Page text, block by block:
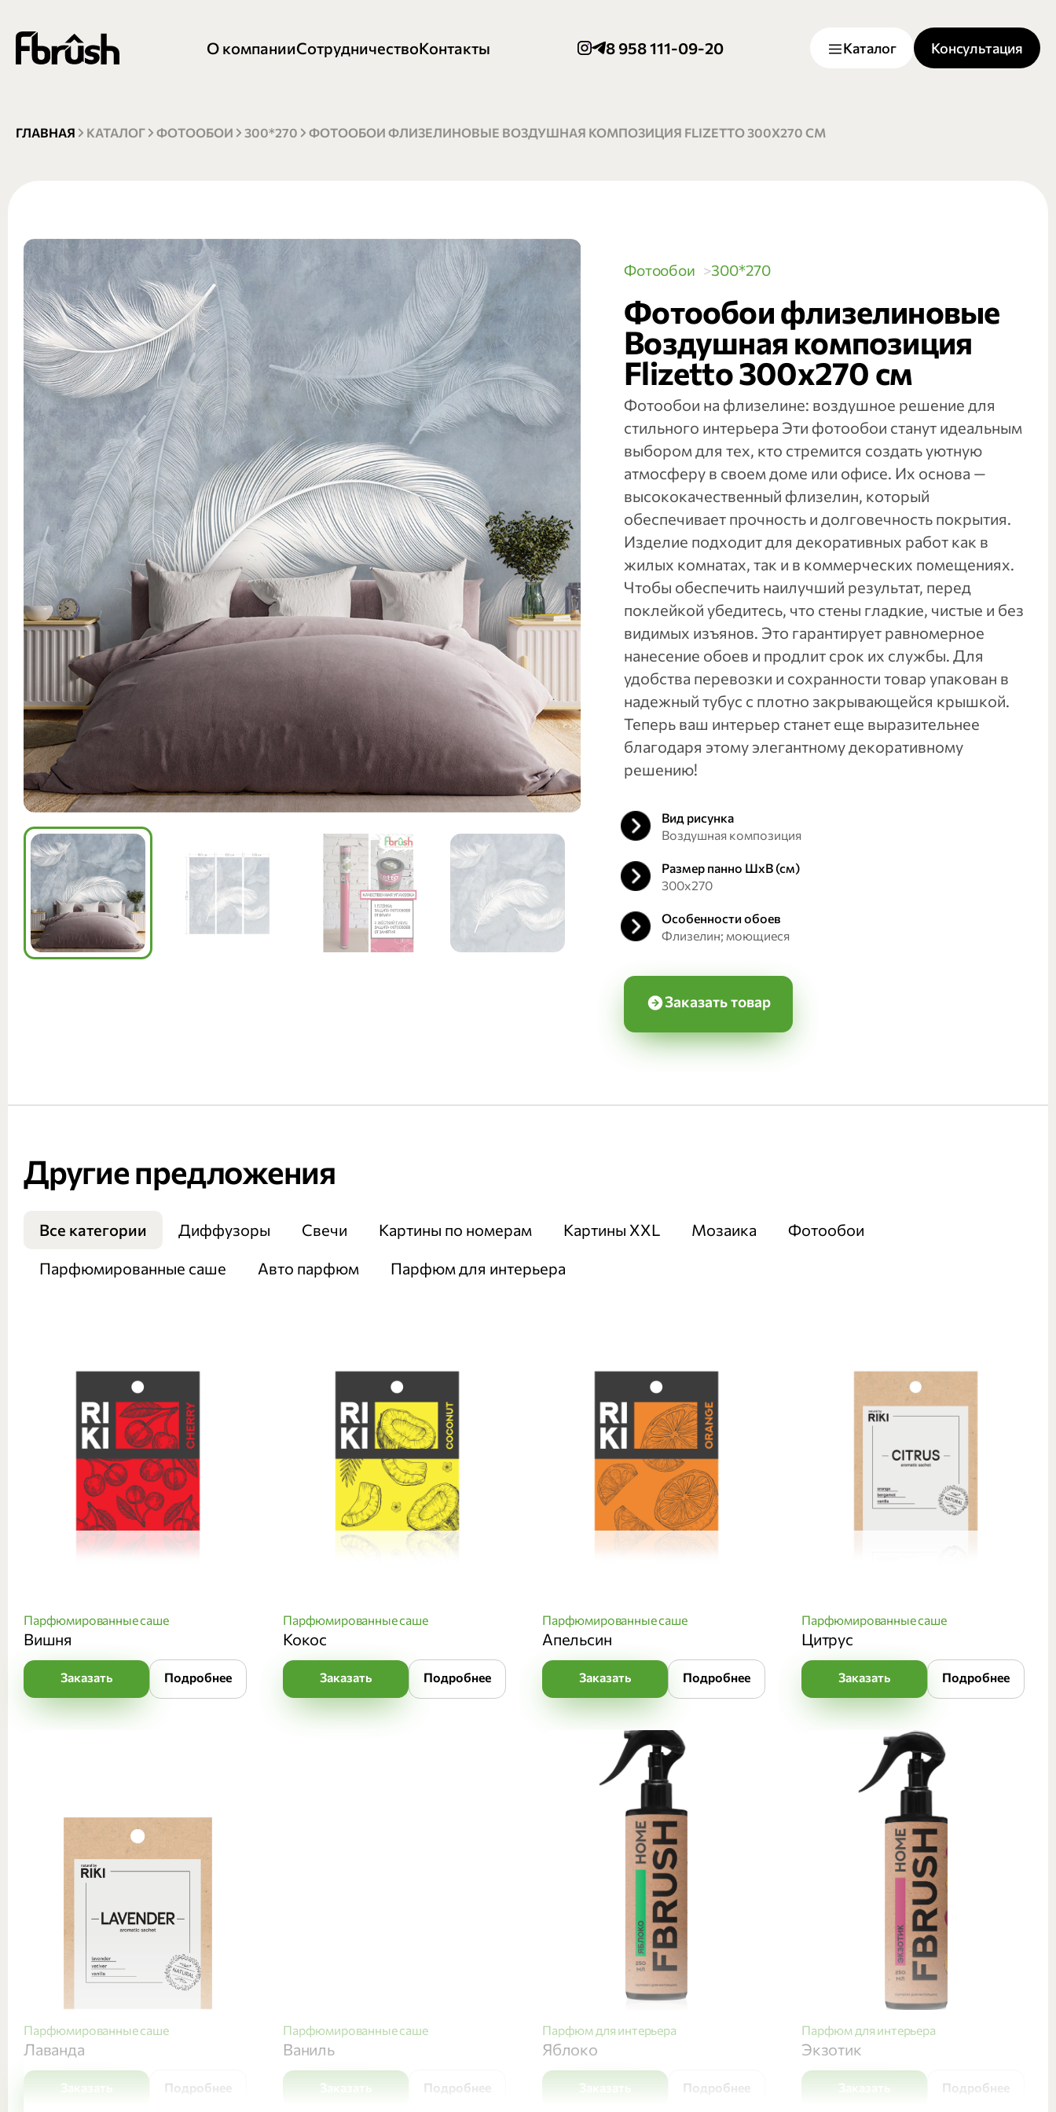
О компанииСотрудничествоКонтакты 8 958 111-09-20 Каталог Консультация
ГЛАВНАЯ КАТАЛОГ ФОТООБОИ 300*270 ФОТООБОИ ФЛИЗЕЛИНОВЫЕ ВОЗДУШНАЯ КОМПОЗИЦИЯ FLIZETTO 300Х270 СМ
Фотообои 300*270
Фотообои флизелиновые
Воздушная композиция
Flizetto 300х270 см
Фотообои на флизелине: воздушное решение для
стильного интерьера Эти фотообои станут идеальным
выбором для тех, кто стремится создать уютную
атмосферу в своем доме или офисе. Их основа —
высококачественный флизелин, который
обеспечивает прочность и долговечность покрытия.
Изделие подходит для декоративных работ как в
жилых комнатах, так и в коммерческих помещениях.
Чтобы обеспечить наилучший результат, перед
поклейкой убедитесь, что стены гладкие, чистые и без
видимых изъянов. Это гарантирует равномерное
нанесение обоев и продлит срок их службы. Для
удобства перевозки и сохранности товар упакован в
надежный тубус с плотно закрывающейся крышкой.
Теперь ваш интерьер станет еще выразительнее
благодаря этому элегантному декоративному
решению!
Вид рисунка
Воздушная композиция
Размер панно ШхВ (см)
300х270
Особенности обоев
Флизелин; моющиеся
Заказать товар
Другие предложения
Все категории Диффузоры Свечи Картины по номерам Картины XXL Мозаика Фотообои
Парфюмированные саше Авто парфюм Парфюм для интерьера
Парфюмированные саше
Вишня
Заказать Подробнее
Парфюмированные саше
Кокос
Заказать Подробнее
Парфюмированные саше
Апельсин
Заказать Подробнее
Парфюмированные саше
Цитрус
Заказать Подробнее
Парфюмированные саше
Лаванда
Заказать Подробнее
Парфюмированные саше
Ваниль
Заказать Подробнее
Парфюм для интерьера
Яблоко
Заказать Подробнее
Парфюм для интерьера
Экзотик
Заказать Подробнее